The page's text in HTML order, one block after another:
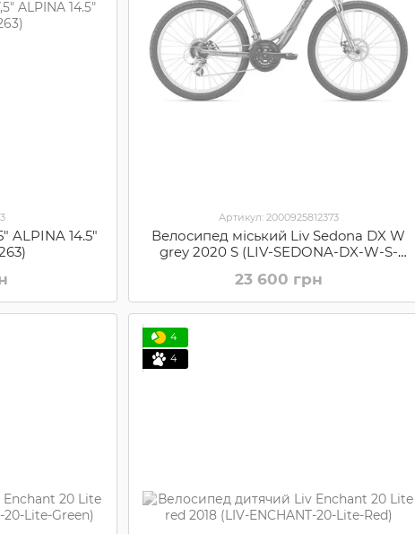
ALPINA 14.5"
Артикул: 2000925812373
Велосипед міський Liv Sedona DX W
grey 2020 S (LIV-SEDONA-DX-W-S-
23 600 грн
4
4